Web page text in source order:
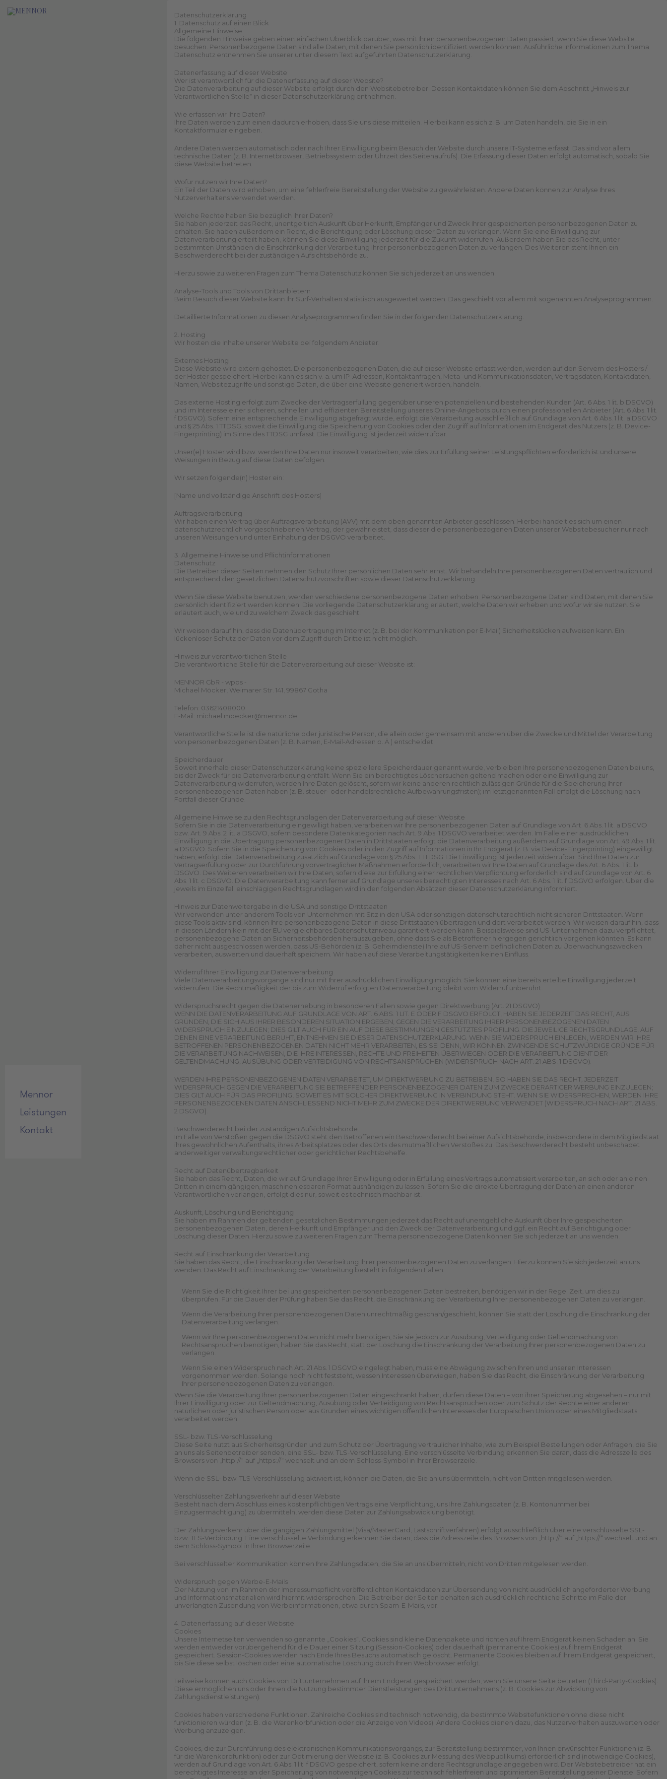
Mennor
Leistungen
Kontakt
Datenschutz­erklärung
1. Datenschutz auf einen Blick
Allgemeine Hinweise
Die folgenden Hinweise geben einen einfachen Überblick darüber, was mit Ihren personenbezogenen Daten passiert, wenn Sie diese Website
besuchen. Personenbezogene Daten sind alle Daten, mit denen Sie persönlich identifiziert werden können. Ausführliche Informationen zum Thema
Datenschutz entnehmen Sie unserer unter diesem Text aufgeführten Datenschutzerklärung.
Datenerfassung auf dieser Website
Wer ist verantwortlich für die Datenerfassung auf dieser Website?
Die Datenverarbeitung auf dieser Website erfolgt durch den Websitebetreiber. Dessen Kontaktdaten können Sie dem Abschnitt „Hinweis zur
Verantwortlichen Stelle“ in dieser Datenschutzerklärung entnehmen.
Wie erfassen wir Ihre Daten?
Ihre Daten werden zum einen dadurch erhoben, dass Sie uns diese mitteilen. Hierbei kann es sich z. B. um Daten handeln, die Sie in ein
Kontaktformular eingeben.
Andere Daten werden automatisch oder nach Ihrer Einwilligung beim Besuch der Website durch unsere IT-Systeme erfasst. Das sind vor allem
technische Daten (z. B. Internetbrowser, Betriebssystem oder Uhrzeit des Seitenaufrufs). Die Erfassung dieser Daten erfolgt automatisch, sobald Sie
diese Website betreten.
Wofür nutzen wir Ihre Daten?
Ein Teil der Daten wird erhoben, um eine fehlerfreie Bereitstellung der Website zu gewährleisten. Andere Daten können zur Analyse Ihres
Nutzerverhaltens verwendet werden.
Welche Rechte haben Sie bezüglich Ihrer Daten?
Sie haben jederzeit das Recht, unentgeltlich Auskunft über Herkunft, Empfänger und Zweck Ihrer gespeicherten personenbezogenen Daten zu
erhalten. Sie haben außerdem ein Recht, die Berichtigung oder Löschung dieser Daten zu verlangen. Wenn Sie eine Einwilligung zur
Datenverarbeitung erteilt haben, können Sie diese Einwilligung jederzeit für die Zukunft widerrufen. Außerdem haben Sie das Recht, unter
bestimmten Umständen die Einschränkung der Verarbeitung Ihrer personenbezogenen Daten zu verlangen. Des Weiteren steht Ihnen ein
Beschwerderecht bei der zuständigen Aufsichtsbehörde zu.
Hierzu sowie zu weiteren Fragen zum Thema Datenschutz können Sie sich jederzeit an uns wenden.
Analyse-Tools und Tools von Dritt­anbietern
Beim Besuch dieser Website kann Ihr Surf-Verhalten statistisch ausgewertet werden. Das geschieht vor allem mit sogenannten Analyseprogrammen.
Detaillierte Informationen zu diesen Analyseprogrammen finden Sie in der folgenden Datenschutzerklärung.
2. Hosting
Wir hosten die Inhalte unserer Website bei folgendem Anbieter:
Externes Hosting
Diese Website wird extern gehostet. Die personenbezogenen Daten, die auf dieser Website erfasst werden, werden auf den Servern des Hosters /
der Hoster gespeichert. Hierbei kann es sich v. a. um IP-Adressen, Kontaktanfragen, Meta- und Kommunikationsdaten, Vertragsdaten, Kontaktdaten,
Namen, Websitezugriffe und sonstige Daten, die über eine Website generiert werden, handeln.
Das externe Hosting erfolgt zum Zwecke der Vertragserfüllung gegenüber unseren potenziellen und bestehenden Kunden (Art. 6 Abs. 1 lit. b DSGVO)
und im Interesse einer sicheren, schnellen und effizienten Bereitstellung unseres Online-Angebots durch einen professionellen Anbieter (Art. 6 Abs. 1 lit.
f DSGVO). Sofern eine entsprechende Einwilligung abgefragt wurde, erfolgt die Verarbeitung ausschließlich auf Grundlage von Art. 6 Abs. 1 lit. a DSGVO
und § 25 Abs. 1 TTDSG, soweit die Einwilligung die Speicherung von Cookies oder den Zugriff auf Informationen im Endgerät des Nutzers (z. B. Device-
Fingerprinting) im Sinne des TTDSG umfasst. Die Einwilligung ist jederzeit widerrufbar.
Unser(e) Hoster wird bzw. werden Ihre Daten nur insoweit verarbeiten, wie dies zur Erfüllung seiner Leistungspflichten erforderlich ist und unsere
Weisungen in Bezug auf diese Daten befolgen.
Wir setzen folgende(n) Hoster ein:
[Name und vollständige Anschrift des Hosters]
Auftragsverarbeitung
Wir haben einen Vertrag über Auftragsverarbeitung (AVV) mit dem oben genannten Anbieter geschlossen. Hierbei handelt es sich um einen
datenschutzrechtlich vorgeschriebenen Vertrag, der gewährleistet, dass dieser die personenbezogenen Daten unserer Websitebesucher nur nach
unseren Weisungen und unter Einhaltung der DSGVO verarbeitet.
3. Allgemeine Hinweise und Pflicht­informationen
Datenschutz
Die Betreiber dieser Seiten nehmen den Schutz Ihrer persönlichen Daten sehr ernst. Wir behandeln Ihre personenbezogenen Daten vertraulich und
entsprechend den gesetzlichen Datenschutzvorschriften sowie dieser Datenschutzerklärung.
Wenn Sie diese Website benutzen, werden verschiedene personenbezogene Daten erhoben. Personenbezogene Daten sind Daten, mit denen Sie
persönlich identifiziert werden können. Die vorliegende Datenschutzerklärung erläutert, welche Daten wir erheben und wofür wir sie nutzen. Sie
erläutert auch, wie und zu welchem Zweck das geschieht.
Wir weisen darauf hin, dass die Datenübertragung im Internet (z. B. bei der Kommunikation per E-Mail) Sicherheitslücken aufweisen kann. Ein
lückenloser Schutz der Daten vor dem Zugriff durch Dritte ist nicht möglich.
Hinweis zur verantwortlichen Stelle
Die verantwortliche Stelle für die Datenverarbeitung auf dieser Website ist:
MENNOR GbR - wpps -
Michael Möcker, Weimarer Str. 141, 99867 Gotha
Telefon: 03621408000
E-Mail: michael.moecker@mennor.de
Verantwortliche Stelle ist die natürliche oder juristische Person, die allein oder gemeinsam mit anderen über die Zwecke und Mittel der Verarbeitung
von personenbezogenen Daten (z. B. Namen, E-Mail-Adressen o. Ä.) entscheidet.
Speicherdauer
Soweit innerhalb dieser Datenschutzerklärung keine speziellere Speicherdauer genannt wurde, verbleiben Ihre personenbezogenen Daten bei uns,
bis der Zweck für die Datenverarbeitung entfällt. Wenn Sie ein berechtigtes Löschersuchen geltend machen oder eine Einwilligung zur
Datenverarbeitung widerrufen, werden Ihre Daten gelöscht, sofern wir keine anderen rechtlich zulässigen Gründe für die Speicherung Ihrer
personenbezogenen Daten haben (z. B. steuer- oder handelsrechtliche Aufbewahrungsfristen); im letztgenannten Fall erfolgt die Löschung nach
Fortfall dieser Gründe.
Allgemeine Hinweise zu den Rechtsgrundlagen der Datenverarbeitung auf dieser Website
Sofern Sie in die Datenverarbeitung eingewilligt haben, verarbeiten wir Ihre personenbezogenen Daten auf Grundlage von Art. 6 Abs. 1 lit. a DSGVO
bzw. Art. 9 Abs. 2 lit. a DSGVO, sofern besondere Datenkategorien nach Art. 9 Abs. 1 DSGVO verarbeitet werden. Im Falle einer ausdrücklichen
Einwilligung in die Übertragung personenbezogener Daten in Drittstaaten erfolgt die Datenverarbeitung außerdem auf Grundlage von Art. 49 Abs. 1 lit.
a DSGVO. Sofern Sie in die Speicherung von Cookies oder in den Zugriff auf Informationen in Ihr Endgerät (z. B. via Device-Fingerprinting) eingewilligt
haben, erfolgt die Datenverarbeitung zusätzlich auf Grundlage von § 25 Abs. 1 TTDSG. Die Einwilligung ist jederzeit widerrufbar. Sind Ihre Daten zur
Vertragserfüllung oder zur Durchführung vorvertraglicher Maßnahmen erforderlich, verarbeiten wir Ihre Daten auf Grundlage des Art. 6 Abs. 1 lit. b
DSGVO. Des Weiteren verarbeiten wir Ihre Daten, sofern diese zur Erfüllung einer rechtlichen Verpflichtung erforderlich sind auf Grundlage von Art. 6
Abs. 1 lit. c DSGVO. Die Datenverarbeitung kann ferner auf Grundlage unseres berechtigten Interesses nach Art. 6 Abs. 1 lit. f DSGVO erfolgen. Über die
jeweils im Einzelfall einschlägigen Rechtsgrundlagen wird in den folgenden Absätzen dieser Datenschutzerklärung informiert.
Hinweis zur Datenweitergabe in die USA und sonstige Drittstaaten
Wir verwenden unter anderem Tools von Unternehmen mit Sitz in den USA oder sonstigen datenschutzrechtlich nicht sicheren Drittstaaten. Wenn
diese Tools aktiv sind, können Ihre personenbezogene Daten in diese Drittstaaten übertragen und dort verarbeitet werden. Wir weisen darauf hin, dass
in diesen Ländern kein mit der EU vergleichbares Datenschutzniveau garantiert werden kann. Beispielsweise sind US-Unternehmen dazu verpflichtet,
personenbezogene Daten an Sicherheitsbehörden herauszugeben, ohne dass Sie als Betroffener hiergegen gerichtlich vorgehen könnten. Es kann
daher nicht ausgeschlossen werden, dass US-Behörden (z. B. Geheimdienste) Ihre auf US-Servern befindlichen Daten zu Überwachungszwecken
verarbeiten, auswerten und dauerhaft speichern. Wir haben auf diese Verarbeitungstätigkeiten keinen Einfluss.
Widerruf Ihrer Einwilligung zur Datenverarbeitung
Viele Datenverarbeitungsvorgänge sind nur mit Ihrer ausdrücklichen Einwilligung möglich. Sie können eine bereits erteilte Einwilligung jederzeit
widerrufen. Die Rechtmäßigkeit der bis zum Widerruf erfolgten Datenverarbeitung bleibt vom Widerruf unberührt.
Widerspruchsrecht gegen die Datenerhebung in besonderen Fällen sowie gegen Direktwerbung (Art. 21 DSGVO)
WENN DIE DATENVERARBEITUNG AUF GRUNDLAGE VON ART. 6 ABS. 1 LIT. E ODER F DSGVO ERFOLGT, HABEN SIE JEDERZEIT DAS RECHT, AUS
GRÜNDEN, DIE SICH AUS IHRER BESONDEREN SITUATION ERGEBEN, GEGEN DIE VERARBEITUNG IHRER PERSONENBEZOGENEN DATEN
WIDERSPRUCH EINZULEGEN; DIES GILT AUCH FÜR EIN AUF DIESE BESTIMMUNGEN GESTÜTZTES PROFILING. DIE JEWEILIGE RECHTSGRUNDLAGE, AUF
DENEN EINE VERARBEITUNG BERUHT, ENTNEHMEN SIE DIESER DATENSCHUTZERKLÄRUNG. WENN SIE WIDERSPRUCH EINLEGEN, WERDEN WIR IHRE
BETROFFENEN PERSONENBEZOGENEN DATEN NICHT MEHR VERARBEITEN, ES SEI DENN, WIR KÖNNEN ZWINGENDE SCHUTZWÜRDIGE GRÜNDE FÜR
DIE VERARBEITUNG NACHWEISEN, DIE IHRE INTERESSEN, RECHTE UND FREIHEITEN ÜBERWIEGEN ODER DIE VERARBEITUNG DIENT DER
GELTENDMACHUNG, AUSÜBUNG ODER VERTEIDIGUNG VON RECHTSANSPRÜCHEN (WIDERSPRUCH NACH ART. 21 ABS. 1 DSGVO).
WERDEN IHRE PERSONENBEZOGENEN DATEN VERARBEITET, UM DIREKTWERBUNG ZU BETREIBEN, SO HABEN SIE DAS RECHT, JEDERZEIT
WIDERSPRUCH GEGEN DIE VERARBEITUNG SIE BETREFFENDER PERSONENBEZOGENER DATEN ZUM ZWECKE DERARTIGER WERBUNG EINZULEGEN;
DIES GILT AUCH FÜR DAS PROFILING, SOWEIT ES MIT SOLCHER DIREKTWERBUNG IN VERBINDUNG STEHT. WENN SIE WIDERSPRECHEN, WERDEN IHRE
PERSONENBEZOGENEN DATEN ANSCHLIESSEND NICHT MEHR ZUM ZWECKE DER DIREKTWERBUNG VERWENDET (WIDERSPRUCH NACH ART. 21 ABS.
2 DSGVO).
Beschwerde­recht bei der zuständigen Aufsichts­behörde
Im Falle von Verstößen gegen die DSGVO steht den Betroffenen ein Beschwerderecht bei einer Aufsichtsbehörde, insbesondere in dem Mitgliedstaat
ihres gewöhnlichen Aufenthalts, ihres Arbeitsplatzes oder des Orts des mutmaßlichen Verstoßes zu. Das Beschwerderecht besteht unbeschadet
anderweitiger verwaltungsrechtlicher oder gerichtlicher Rechtsbehelfe.
Recht auf Daten­übertrag­barkeit
Sie haben das Recht, Daten, die wir auf Grundlage Ihrer Einwilligung oder in Erfüllung eines Vertrags automatisiert verarbeiten, an sich oder an einen
Dritten in einem gängigen, maschinenlesbaren Format aushändigen zu lassen. Sofern Sie die direkte Übertragung der Daten an einen anderen
Verantwortlichen verlangen, erfolgt dies nur, soweit es technisch machbar ist.
Auskunft, Löschung und Berichtigung
Sie haben im Rahmen der geltenden gesetzlichen Bestimmungen jederzeit das Recht auf unentgeltliche Auskunft über Ihre gespeicherten
personenbezogenen Daten, deren Herkunft und Empfänger und den Zweck der Datenverarbeitung und ggf. ein Recht auf Berichtigung oder
Löschung dieser Daten. Hierzu sowie zu weiteren Fragen zum Thema personenbezogene Daten können Sie sich jederzeit an uns wenden.
Recht auf Einschränkung der Verarbeitung
Sie haben das Recht, die Einschränkung der Verarbeitung Ihrer personenbezogenen Daten zu verlangen. Hierzu können Sie sich jederzeit an uns
wenden. Das Recht auf Einschränkung der Verarbeitung besteht in folgenden Fällen:
Wenn Sie die Richtigkeit Ihrer bei uns gespeicherten personenbezogenen Daten bestreiten, benötigen wir in der Regel Zeit, um dies zu
überprüfen. Für die Dauer der Prüfung haben Sie das Recht, die Einschränkung der Verarbeitung Ihrer personenbezogenen Daten zu verlangen.
Wenn die Verarbeitung Ihrer personenbezogenen Daten unrechtmäßig geschah/geschieht, können Sie statt der Löschung die Einschränkung der
Datenverarbeitung verlangen.
Wenn wir Ihre personenbezogenen Daten nicht mehr benötigen, Sie sie jedoch zur Ausübung, Verteidigung oder Geltendmachung von
Rechtsansprüchen benötigen, haben Sie das Recht, statt der Löschung die Einschränkung der Verarbeitung Ihrer personenbezogenen Daten zu
verlangen.
Wenn Sie einen Widerspruch nach Art. 21 Abs. 1 DSGVO eingelegt haben, muss eine Abwägung zwischen Ihren und unseren Interessen
vorgenommen werden. Solange noch nicht feststeht, wessen Interessen überwiegen, haben Sie das Recht, die Einschränkung der Verarbeitung
Ihrer personenbezogenen Daten zu verlangen.
Wenn Sie die Verarbeitung Ihrer personenbezogenen Daten eingeschränkt haben, dürfen diese Daten – von ihrer Speicherung abgesehen – nur mit
Ihrer Einwilligung oder zur Geltendmachung, Ausübung oder Verteidigung von Rechtsansprüchen oder zum Schutz der Rechte einer anderen
natürlichen oder juristischen Person oder aus Gründen eines wichtigen öffentlichen Interesses der Europäischen Union oder eines Mitgliedstaats
verarbeitet werden.
SSL- bzw. TLS-Verschlüsselung
Diese Seite nutzt aus Sicherheitsgründen und zum Schutz der Übertragung vertraulicher Inhalte, wie zum Beispiel Bestellungen oder Anfragen, die Sie
an uns als Seitenbetreiber senden, eine SSL- bzw. TLS-Verschlüsselung. Eine verschlüsselte Verbindung erkennen Sie daran, dass die Adresszeile des
Browsers von „http://“ auf „https://“ wechselt und an dem Schloss-Symbol in Ihrer Browserzeile.
Wenn die SSL- bzw. TLS-Verschlüsselung aktiviert ist, können die Daten, die Sie an uns übermitteln, nicht von Dritten mitgelesen werden.
Verschlüsselter Zahlungsverkehr auf dieser Website
Besteht nach dem Abschluss eines kostenpflichtigen Vertrags eine Verpflichtung, uns Ihre Zahlungsdaten (z. B. Kontonummer bei
Einzugsermächtigung) zu übermitteln, werden diese Daten zur Zahlungsabwicklung benötigt.
Der Zahlungsverkehr über die gängigen Zahlungsmittel (Visa/MasterCard, Lastschriftverfahren) erfolgt ausschließlich über eine verschlüsselte SSL-
bzw. TLS-Verbindung. Eine verschlüsselte Verbindung erkennen Sie daran, dass die Adresszeile des Browsers von „http://“ auf „https://“ wechselt und an
dem Schloss-Symbol in Ihrer Browserzeile.
Bei verschlüsselter Kommunikation können Ihre Zahlungsdaten, die Sie an uns übermitteln, nicht von Dritten mitgelesen werden.
Widerspruch gegen Werbe-E-Mails
Der Nutzung von im Rahmen der Impressumspflicht veröffentlichten Kontaktdaten zur Übersendung von nicht ausdrücklich angeforderter Werbung
und Informationsmaterialien wird hiermit widersprochen. Die Betreiber der Seiten behalten sich ausdrücklich rechtliche Schritte im Falle der
unverlangten Zusendung von Werbeinformationen, etwa durch Spam-E-Mails, vor.
4. Datenerfassung auf dieser Website
Cookies
Unsere Internetseiten verwenden so genannte „Cookies“. Cookies sind kleine Datenpakete und richten auf Ihrem Endgerät keinen Schaden an. Sie
werden entweder vorübergehend für die Dauer einer Sitzung (Session-Cookies) oder dauerhaft (permanente Cookies) auf Ihrem Endgerät
gespeichert. Session-Cookies werden nach Ende Ihres Besuchs automatisch gelöscht. Permanente Cookies bleiben auf Ihrem Endgerät gespeichert,
bis Sie diese selbst löschen oder eine automatische Löschung durch Ihren Webbrowser erfolgt.
Teilweise können auch Cookies von Drittunternehmen auf Ihrem Endgerät gespeichert werden, wenn Sie unsere Seite betreten (Third-Party-Cookies).
Diese ermöglichen uns oder Ihnen die Nutzung bestimmter Dienstleistungen des Drittunternehmens (z. B. Cookies zur Abwicklung von
Zahlungsdienstleistungen).
Cookies haben verschiedene Funktionen. Zahlreiche Cookies sind technisch notwendig, da bestimmte Websitefunktionen ohne diese nicht
funktionieren würden (z. B. die Warenkorbfunktion oder die Anzeige von Videos). Andere Cookies dienen dazu, das Nutzerverhalten auszuwerten oder
Werbung anzuzeigen.
Cookies, die zur Durchführung des elektronischen Kommunikationsvorgangs, zur Bereitstellung bestimmter, von Ihnen erwünschter Funktionen (z. B.
für die Warenkorbfunktion) oder zur Optimierung der Website (z. B. Cookies zur Messung des Webpublikums) erforderlich sind (notwendige Cookies),
werden auf Grundlage von Art. 6 Abs. 1 lit. f DSGVO gespeichert, sofern keine andere Rechtsgrundlage angegeben wird. Der Websitebetreiber hat ein
berechtigtes Interesse an der Speicherung von notwendigen Cookies zur technisch fehlerfreien und optimierten Bereitstellung seiner Dienste. Sofern